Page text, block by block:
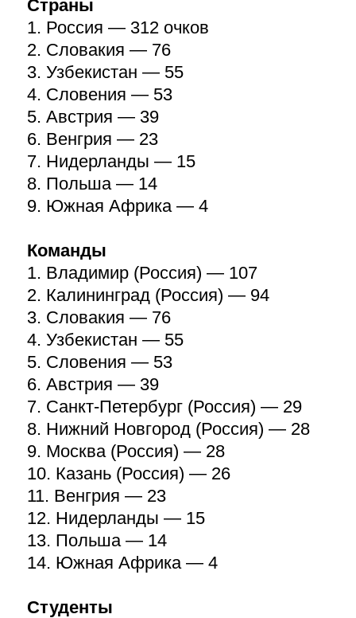
Страны
1. Россия — 312 очков
2. Словакия — 76
3. Узбекистан — 55
4. Словения — 53
5. Австрия — 39
6. Венгрия — 23
7. Нидерланды — 15
8. Польша — 14
9. Южная Африка — 4
Команды
1. Владимир (Россия) — 107
2. Калининград (Россия) — 94
3. Словакия — 76
4. Узбекистан — 55
5. Словения — 53
6. Австрия — 39
7. Санкт-Петербург (Россия) — 29
8. Нижний Новгород (Россия) — 28
9. Москва (Россия) — 28
10. Казань (Россия) — 26
11. Венгрия — 23
12. Нидерланды — 15
13. Польша — 14
14. Южная Африка — 4
Студенты